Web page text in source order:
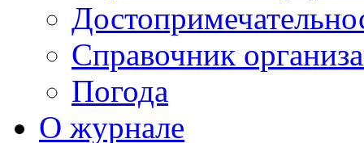
Справочник
Погода
О журнале